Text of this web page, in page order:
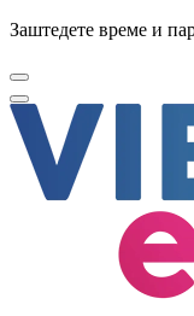
Заштедете време и